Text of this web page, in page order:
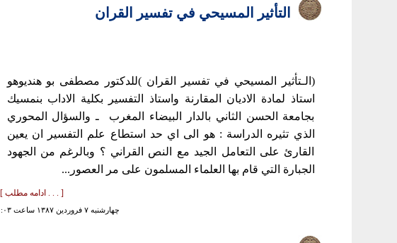
التأثير المسيحي في تفسير القران
(الـتأثير المسيحي في تفسير القران )للدكتور مصطفى بو هنديوهو
استاذ لمادة الاديان المقارنة واستاذ التفسير بكلية الاداب بنمسيك
بجامعة الحسن الثاني بالدار البيضاء المغرب ـ والسؤال المحوري
الذي تثيره الدراسة : هو الى اي حد استطاع علم التفسير ان يعين
القارئ على التعامل الجيد مع النص القراني ؟ وبالرغم من الجهود
الجبارة التي قام بها العلماء المسلمون على مر العصور...
[ . . . ادامه مطلب ]
چهارشنبه ۷ فروردين ۱۳۸۷ ساعت ۰:۰۳